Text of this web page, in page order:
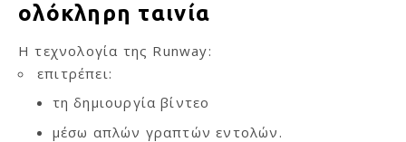
ολόκληρη ταινία
Η τεχνολογία της Runway:
επιτρέπει:
τη δημιουργία βίντεο
μέσω απλών γραπτών εντολών.